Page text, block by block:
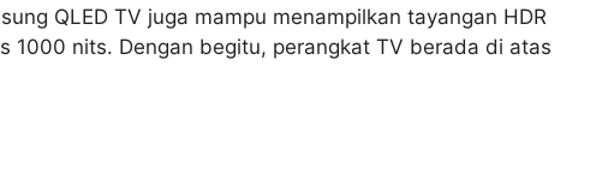
QLED TV juga mampu menampilkan tayangan HDR
1000 nits. Dengan begitu, perangkat TV berada di atas